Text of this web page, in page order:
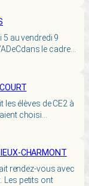
au vendredi 9
le cadre…
élèves de CE2 à
choisi…
CHARMONT
rendez-vous avec
Les petits ont